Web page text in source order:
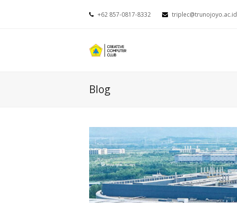
+62 857-0817-8332 triplec@trunojoyo.ac.id
Blog